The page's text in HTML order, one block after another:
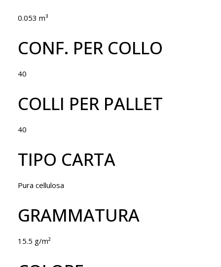
0.053 m³
CONF. PER COLLO
40
COLLI PER PALLET
40
TIPO CARTA
Pura cellulosa
GRAMMATURA
15.5 g/m²